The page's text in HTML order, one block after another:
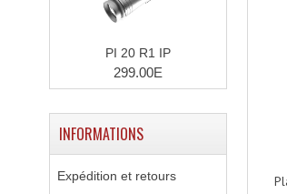
PI 20 R1 IP
299.00E
INFORMATIONS
Expédition et retours